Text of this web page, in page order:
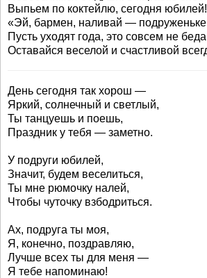
Выпьем по коктейлю, сегодня юбилей!
«Эй, бармен, наливай —
Пусть уходят года, это совсем не
Оставайся веселой и счастливой
День сегодня так хорош —
Яркий, солнечный и светлый,
Ты танцуешь и поешь,
Праздник у тебя — заметно.
У подруги юбилей,
Значит, будем веселиться,
Ты мне рюмочку налей,
Чтобы чуточку взбодриться.
Ах, подруга ты моя,
Я, конечно, поздравляю,
Лучше всех ты для меня —
Я тебе напоминаю!